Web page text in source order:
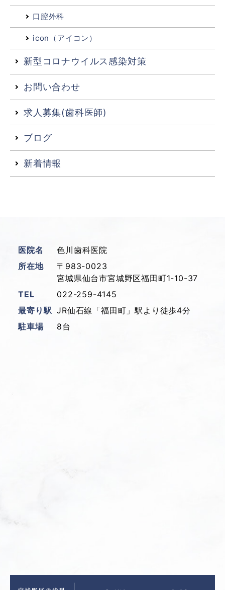
口腔外科
icon（アイコン）
新型コロナウイルス感染対策
お問い合わせ
求人募集(歯科医師)
ブログ
新着情報
医院名
色川歯科医院
所在地
〒983-0023
宮城県仙台市宮城野区福田町1-10-37
TEL
022-259-4145
最寄り駅 JR仙石線「福田町」駅より徒歩4分
駐車場
8台